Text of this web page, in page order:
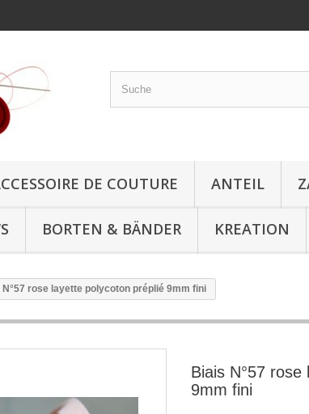
DE COUTURE ANTEIL
BORTEN & BÄNDER KREATION
N°57 rose layette polycoton préplié 9mm fini
Biais N°57
9mm fini